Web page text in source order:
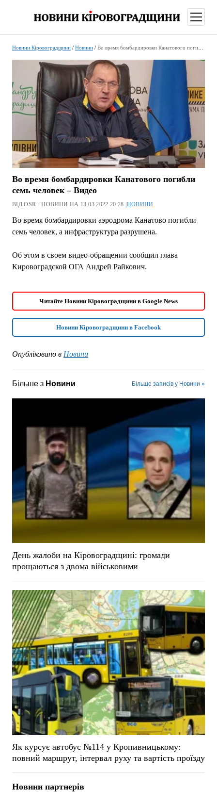
меню
Новини Кіровоградщини/ Новини/ Во время бомбардировки Канатового погибли семь человек – Видео
Во время бомбардировки Канатового погибли
семь человек – Видео
ВІД OSR - НОВИНИ НА 13.03.2022 20:28 |НОВИНИ
Во время бомбардировки аэродрома Канатово погибли
семь человек, а инфраструктура разрушена.
Об этом в своем видео-обращении сообщил глава
Кировоградской ОГА Андрей Райкович.
Читайте Новини Кіровоградщини в Google News
Новини Кіровоградщини в Facebook
Опубліковано в Новини
Більше з Новини Більше записів у Новини »
День жалоби на Кіровоградщині: громади
прощаються з двома військовими
Як курсує автобус №114 у Кропивницькому:
повний маршрут, інтервал руху та вартість проїзду
Новини партнерів